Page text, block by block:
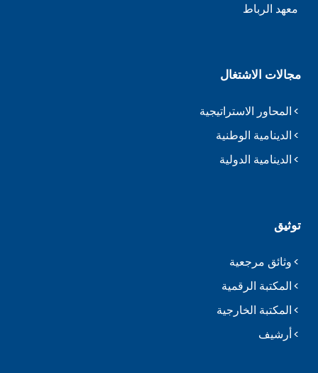
معهد الرباط
مجالات الاشتغال
المحاور الاستراتيجية
الدينامية الوطنية
الدينامية الدولية
توثيق
وثائق مرجعية
المكتبة الرقمية
المكتبة الخارجية
أرشيف